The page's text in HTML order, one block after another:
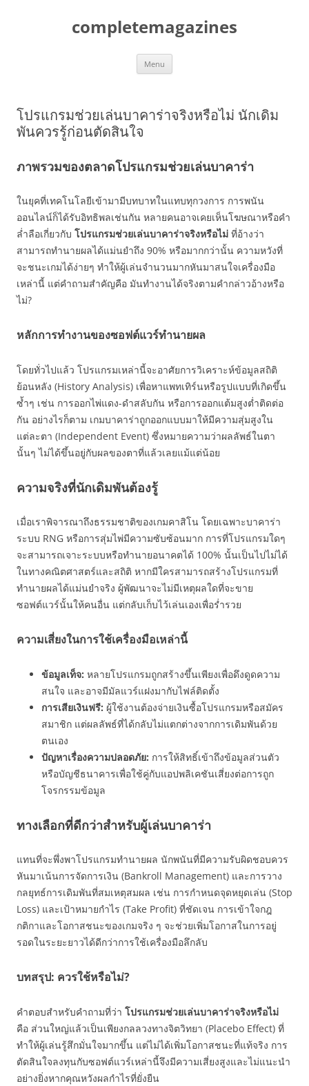
completemagazines
Menu
โปรแกรมช่วยเล่นบาคาร่าจริงหรือไม่ นักเดิม
พันควรรู้ก่อนตัดสินใจ
ภาพรวมของตลาดโปรแกรมช่วยเล่นบาคาร่า
ในยุคที่เทคโนโลยีเข้ามามีบทบาทในแทบทุกวงการ การพนัน
ออนไลน์ก็ได้รับอิทธิพลเช่นกัน หลายคนอาจเคยเห็นโฆษณาหรือคำ
ล่ำลือเกี่ยวกับ โปรแกรมช่วยเล่นบาคาร่าจริงหรือไม่ ที่อ้างว่า
สามารถทำนายผลได้แม่นยำถึง 90% หรือมากกว่านั้น ความหวังที่
จะชนะเกมได้ง่ายๆ ทำให้ผู้เล่นจำนวนมากหันมาสนใจเครื่องมือ
เหล่านี้ แต่คำถามสำคัญคือ มันทำงานได้จริงตามคำกล่าวอ้างหรือ
ไม่?
หลักการทำงานของซอฟต์แวร์ทำนายผล
โดยทั่วไปแล้ว โปรแกรมเหล่านี้จะอาศัยการวิเคราะห์ข้อมูลสถิติ
ย้อนหลัง (History Analysis) เพื่อหาแพทเทิร์นหรือรูปแบบที่เกิดขึ้น
ซ้ำๆ เช่น การออกไพ่แดง-ดำสลับกัน หรือการออกแต้มสูงต่ำติดต่อ
กัน อย่างไรก็ตาม เกมบาคาร่าถูกออกแบบมาให้มีความสุ่มสูงใน
แต่ละตา (Independent Event) ซึ่งหมายความว่าผลลัพธ์ในตา
นั้นๆ ไม่ได้ขึ้นอยู่กับผลของตาที่แล้วเลยแม้แต่น้อย
ความจริงที่นักเดิมพันต้องรู้
เมื่อเราพิจารณาถึงธรรมชาติของเกมคาสิโน โดยเฉพาะบาคาร่า
ระบบ RNG หรือการสุ่มไพ่มีความซับซ้อนมาก การที่โปรแกรมใดๆ
จะสามารถเจาะระบบหรือทำนายอนาคตได้ 100% นั้นเป็นไปไม่ได้
ในทางคณิตศาสตร์และสถิติ หากมีใครสามารถสร้างโปรแกรมที่
ทำนายผลได้แม่นยำจริง ผู้พัฒนาจะไม่มีเหตุผลใดที่จะขาย
ซอฟต์แวร์นั้นให้คนอื่น แต่กลับเก็บไว้เล่นเองเพื่อร่ำรวย
ความเสี่ยงในการใช้เครื่องมือเหล่านี้
ข้อมูลเท็จ: หลายโปรแกรมถูกสร้างขึ้นเพียงเพื่อดึงดูดความ
สนใจ และอาจมีมัลแวร์แฝงมากับไฟล์ติดตั้ง
การเสียเงินฟรี: ผู้ใช้งานต้องจ่ายเงินซื้อโปรแกรมหรือสมัคร
สมาชิก แต่ผลลัพธ์ที่ได้กลับไม่แตกต่างจากการเดิมพันด้วย
ตนเอง
ปัญหาเรื่องความปลอดภัย: การให้สิทธิ์เข้าถึงข้อมูลส่วนตัว
หรือบัญชีธนาคารเพื่อใช้คู่กับแอปพลิเคชันเสี่ยงต่อการถูก
โจรกรรมข้อมูล
ทางเลือกที่ดีกว่าสำหรับผู้เล่นบาคาร่า
แทนที่จะพึ่งพาโปรแกรมทำนายผล นักพนันที่มีความรับผิดชอบควร
หันมาเน้นการจัดการเงิน (Bankroll Management) และการวาง
กลยุทธ์การเดิมพันที่สมเหตุสมผล เช่น การกำหนดจุดหยุดเล่น (Stop
Loss) และเป้าหมายกำไร (Take Profit) ที่ชัดเจน การเข้าใจกฎ
กติกาและโอกาสชนะของเกมจริง ๆ จะช่วยเพิ่มโอกาสในการอยู่
รอดในระยะยาวได้ดีกว่าการใช้เครื่องมือลึกลับ
บทสรุป: ควรใช้หรือไม่?
คำตอบสำหรับคำถามที่ว่า โปรแกรมช่วยเล่นบาคาร่าจริงหรือไม่
คือ ส่วนใหญ่แล้วเป็นเพียงกลลวงทางจิตวิทยา (Placebo Effect) ที่
ทำให้ผู้เล่นรู้สึกมั่นใจมากขึ้น แต่ไม่ได้เพิ่มโอกาสชนะที่แท้จริง การ
ตัดสินใจลงทุนกับซอฟต์แวร์เหล่านี้จึงมีความเสี่ยงสูงและไม่แนะนำ
อย่างยิ่งหากคุณหวังผลกำไรที่ยั่งยืน